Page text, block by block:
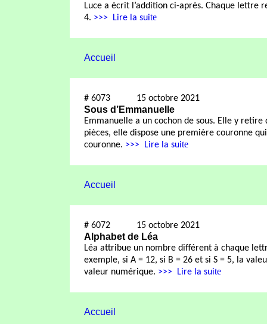
Luce a écrit l’addition ci-après. Chaque lettre
4. >>> Lire la suite
Accueil
# 6073 15 octobre 2021
Sous d’Emmanuelle
Emmanuelle a un cochon de sous. Elle y
pièces, elle dispose une première couronne
couronne. >>> Lire la suite
Accueil
# 6072 15 octobre 2021
Alphabet de Léa
Léa attribue un nombre différent à chaque
exemple, si A = 12, si B = 26 et si S = 5, la
valeur numérique. >>> Lire la suite
Accueil